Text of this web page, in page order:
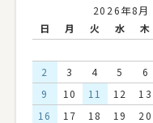
2026年8月
日
月 火 水 木
2
3 4 5 6
9
10 11 12 13
16
17 18 19 20